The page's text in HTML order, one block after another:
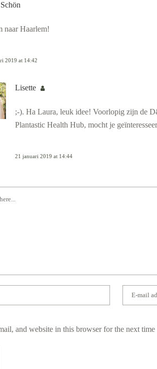
naar Haarlem!
2019 at 14:42
Lisette
;-). Ha Laura, leuk idee! Voorlopig zijn de
Plantastic Health Hub, mocht je
21 januari 2019 at 14:44
and website in this browser for the next